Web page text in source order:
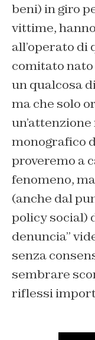
beni) in giro
vittime,
all’operato di
comitato nato
un qualcosa
ma che solo
monografico
proveremo a
fenomeno,
(anche dal
policy social)
denuncia”
senza
sembrare
riflessi